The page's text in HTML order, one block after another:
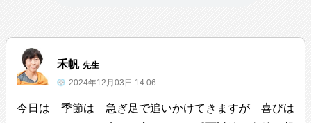
禾帆 先生
2024年12月03日 14:06
今日は 季節は 急ぎ足で追いかけてきますが 喜びは